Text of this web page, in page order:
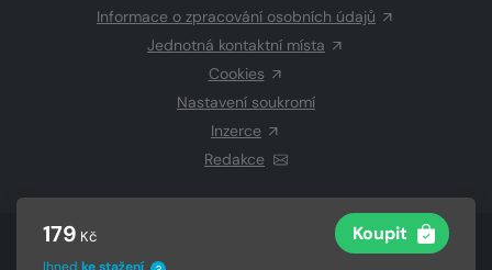
179 Kč Koupit
Informace o zpracování osobních údajů
Jednotná kontaktní místa
Cookies
Nastavení soukromí
Inzerce
Redakce
© 2026 Copyright CZECH NEWS CENTER a.s.a dodavatelé